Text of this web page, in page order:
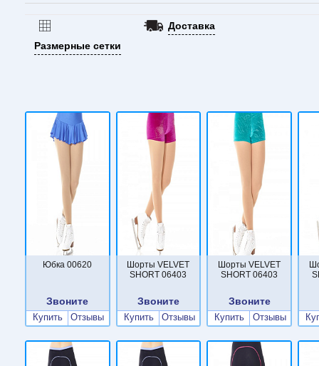
Размерные сетки
Доставка
Юбка 00620
Звоните
Купить Отзывы
Шорты VELVET
SHORT 06403
Звоните
Купить Отзывы
Шорты VELVET
SHORT 06403
Звоните
Купить Отзывы